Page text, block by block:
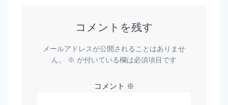
コメントを残す
メールアドレスが公開されることはありませ
ん。
※ が付いている欄は必須項目です
コメント ※